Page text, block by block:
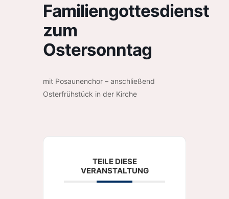
Familiengottesdienst
zum
Ostersonntag
mit Posaunenchor – anschließend
Osterfrühstück in der Kirche
TEILE DIESE
VERANSTALTUNG